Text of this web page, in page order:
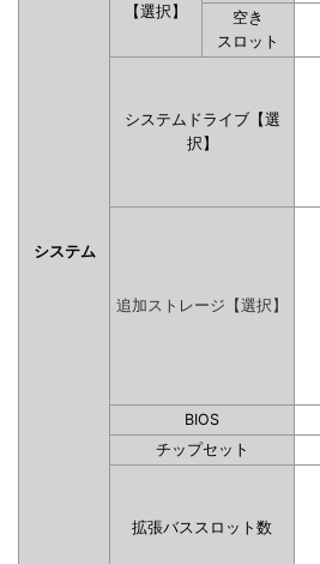
システム
【選択】
空き
スロット
システムドライブ【選
択】
追加ストレージ【選択】
BIOS
チップセット
拡張バススロット数